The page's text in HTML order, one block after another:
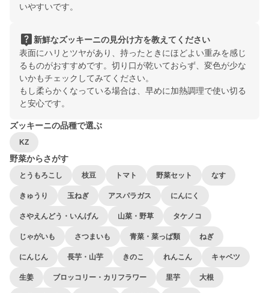
いやすいです。
live_help 新鮮なズッキーニの見分け方を教えてください
表面にハリとツヤがあり、持ったときにほどよい重みを感じ
るものがおすすめです。切り口が乾いておらず、変色が少な
いかもチェックしてみてください。
もし柔らかくなっている場合は、早めに加熱調理で使い切る
と安心です。
ズッキーニの品種で選ぶ
KZ
野菜からさがす
とうもろこし 枝豆 トマト 野菜セット なす
きゅうり 玉ねぎ アスパラガス にんにく
さやえんどう・いんげん 山菜・野草 タケノコ
じゃがいも さつまいも 青菜・菜っぱ類 ねぎ
にんじん 長芋・山芋 きのこ れんこん キャベツ
生姜 ブロッコリー・カリフラワー 里芋 大根